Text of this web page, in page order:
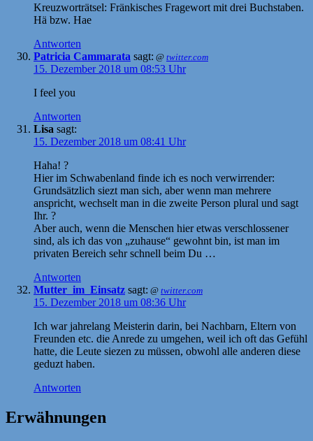
Kreuzworträtsel: Fränkisches Fragewort mit drei Buchstaben.
Hä bzw. Hae
Antworten
Patricia Cammarata sagt: @ twitter.com
15. Dezember 2018 um 08:53 Uhr
I feel you
Antworten
Lisa sagt:
15. Dezember 2018 um 08:41 Uhr
Haha! ?
Hier im Schwabenland finde ich es noch verwirrender:
Grundsätzlich siezt man sich, aber wenn man mehrere
anspricht, wechselt man in die zweite Person plural und sagt
Ihr. ?
Aber auch, wenn die Menschen hier etwas verschlossener
sind, als ich das von „zuhause“ gewohnt bin, ist man im
privaten Bereich sehr schnell beim Du …
Antworten
Mutter_im_Einsatz sagt: @ twitter.com
15. Dezember 2018 um 08:36 Uhr
Ich war jahrelang Meisterin darin, bei Nachbarn, Eltern von
Freunden etc. die Anrede zu umgehen, weil ich oft das Gefühl
hatte, die Leute siezen zu müssen, obwohl alle anderen diese
geduzt haben.
Antworten
Erwähnungen